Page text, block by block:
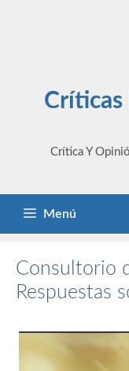
Críticas
Crítica Y
Menú
Consultorio
Respuestas